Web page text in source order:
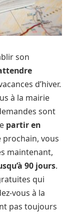
son
d’hiver.
à la mairie
sont
partir en
prochain, vous
maintenant,
90 jours.
qui
vous à la
pas toujours